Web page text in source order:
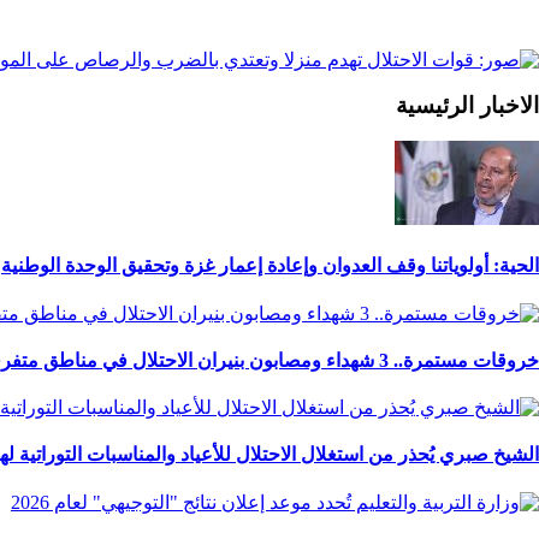
الاخبار الرئيسية
الحية: أولوياتنا وقف العدوان وإعادة إعمار غزة وتحقيق الوحدة الوطنية
خروقات مستمرة.. 3 شهداء ومصابون بنيران الاحتلال في مناطق متفرقة بالقطاع
الشيخ صبري يُحذر من استغلال الاحتلال للأعياد والمناسبات التوراتية